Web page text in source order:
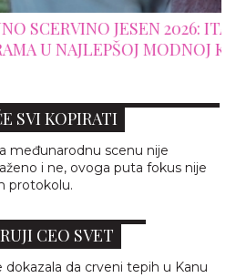
JESEN 2026: ITALIJANSKA
MODNOJ KULISI
SVI KOPIRATI
međunarodnu scenu nije
i ne, ovoga puta fokus nije
protokolu.
CEO SVET
da crveni tepih u Kanu